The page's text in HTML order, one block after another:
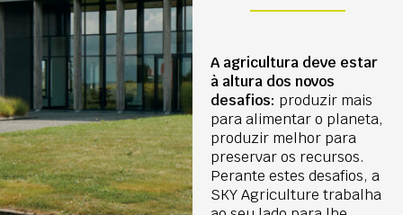
A agricultura deve estar
à altura dos novos
desafios: produzir mais
para alimentar o planeta,
produzir melhor para
preservar os recursos.
Perante estes desafios, a
SKY Agriculture trabalha